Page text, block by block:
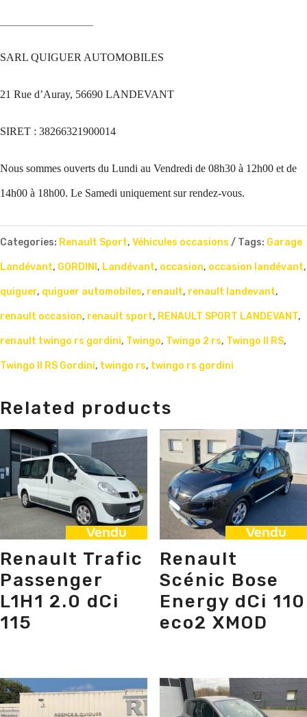
SARL QUIGUER AUTOMOBILES
21 Rue d’Auray, 56690 LANDEVANT
SIRET : 38266321900014
Nous sommes ouverts du Lundi au Vendredi de 08h30 à 12h00 et de
14h00 à 18h00. Le Samedi uniquement sur rendez-vous.
Categories: Renault Sport, Véhicules occasions Tags: Garage
Landévant, GORDINI , Landévant, occasion, occasion landévant,
quiguer, quiguer automobiles, renault, renault landevant,
renault occasion, renault sport, RENAULT SPORT LANDEVANT,
renault twingo rs gordini, Twingo, Twingo 2 rs, Twingo II RS,
Twingo II RS Gordini, twingo rs, twingo rs gordini
Related products
Vendu
Renault Trafic
Passenger
L1H1 2.0 dCi
115
Vendu
Renault
Scénic Bose
Energy dCi 110
eco2 XMOD